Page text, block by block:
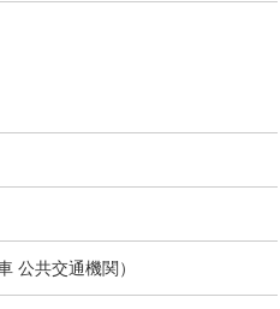
公共交通機関）